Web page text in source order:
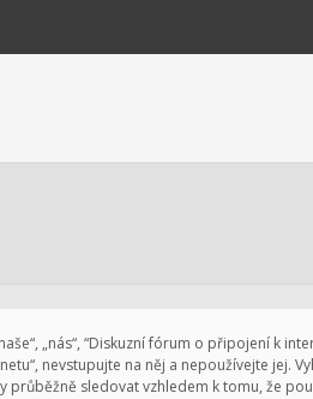
„nás“, “Diskuzní fórum o připojení k
nevstupujte na něj a nepoužívejte jej.
sledovat vzhledem k tomu, že